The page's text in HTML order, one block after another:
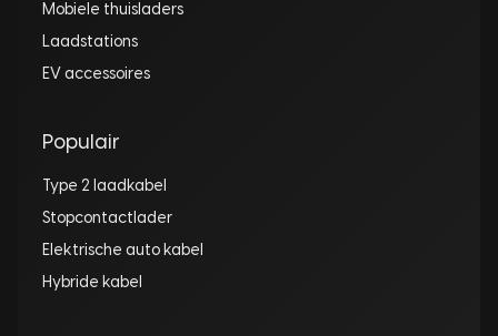
Mobiele thuisladers
Laadstations
EV accessoires
Populair
Type 2 laadkabel
Stopcontactlader
Elektrische auto kabel
Hybride kabel